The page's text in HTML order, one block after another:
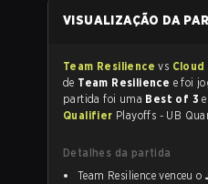
VISUALIZAÇÃO DA
Team Resiliencevs Cloud
de Team Resilience e
partida foi uma Best of 3
Qualifier Playoffs - UB
Detalhes da partida
Team Resilience venceu o